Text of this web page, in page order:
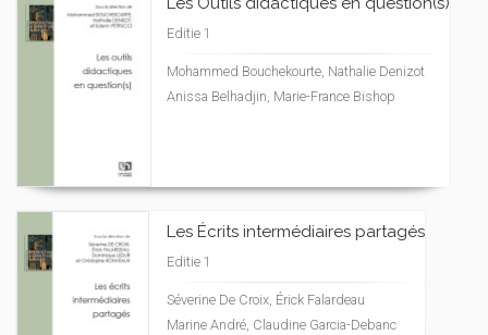
Editie 1
Mohammed Bouchekourte, Nathalie Denizot
Anissa Belhadjin, Marie-France Bishop
Les Écrits intermédiaires partagés
Editie 1
Séverine De Croix, Érick Falardeau
Marine André, Claudine Garcia-Debanc